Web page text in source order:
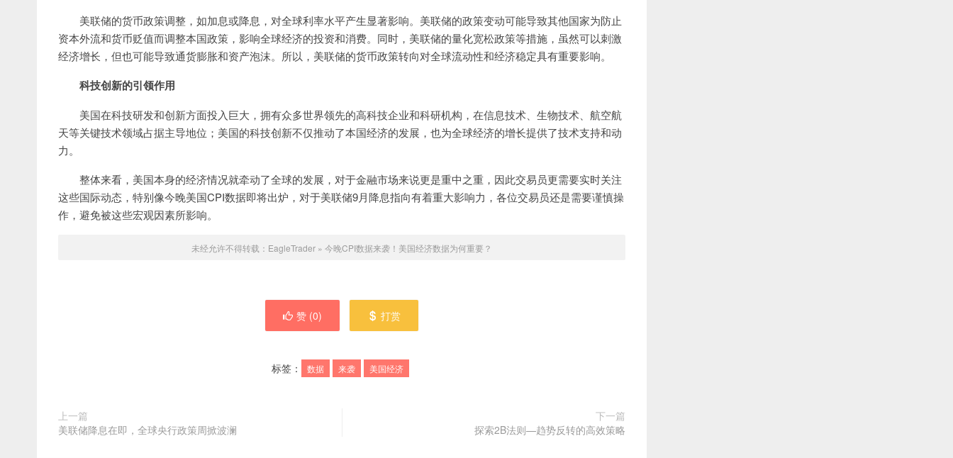
美联储的货币政策调整，如加息或降息，对全球利率水平产生显著影响。美联储的政策变动可能导致其他国家为防止
资本外流和货币贬值而调整本国政策，影响全球经济的投资和消费。同时，美联储的量化宽松政策等措施，虽然可以刺激
经济增长，但也可能导致通货膨胀和资产泡沫。所以，美联储的货币政策转向对全球流动性和经济稳定具有重要影响。
科技创新的引领作用
美国在科技研发和创新方面投入巨大，拥有众多世界领先的高科技企业和科研机构，在信息技术、生物技术、航空航
天等关键技术领域占据主导地位；美国的科技创新不仅推动了本国经济的发展，也为全球经济的增长提供了技术支持和动
力。
整体来看，美国本身的经济情况就牵动了全球的发展，对于金融市场来说更是重中之重，因此交易员更需要实时关注
这些国际动态，特别像今晚美国CPI数据即将出炉，对于美联储9月降息指向有着重大影响力，各位交易员还是需要谨慎操
作，避免被这些宏观因素所影响。
未经允许不得转载： EagleTrader » 今晚CPI数据来袭！美国经济数据为何重要？
赞 (0) 打赏
标签： 数据 来袭 美国经济
上一篇
美联储降息在即，全球央行政策周掀波澜
下一篇
​探索2B法则—趋势反转的高效策略